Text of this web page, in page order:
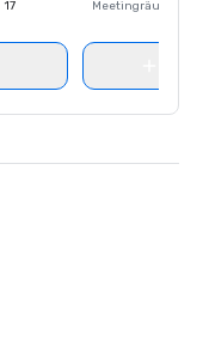
17
Meetingräume